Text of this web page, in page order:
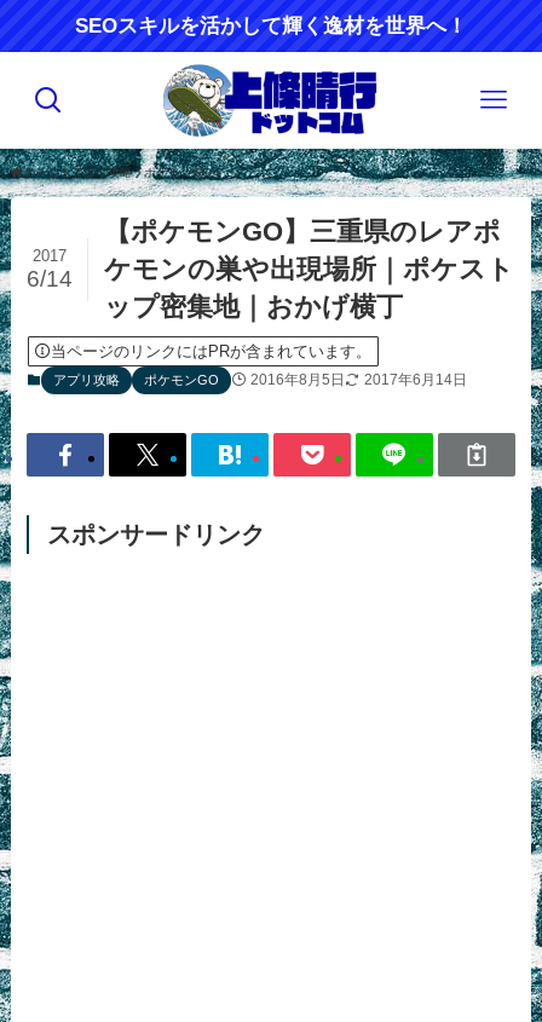
SEOスキルを活かして輝く逸材を世界へ！
ホーム アプリ攻略 ポケモンGO
【ポケモンGO】三重県のレアポ
ケモンの巣や出現場所｜ポケスト
ップ密集地｜おかげ横丁
2017
6/14
当ページのリンクにはPRが含まれています。
アプリ攻略 ポケモンGO 2016年8月5日 2017年6月14日
スポンサードリンク